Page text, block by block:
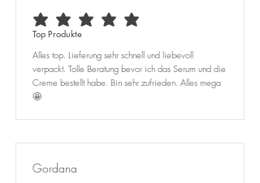
durchschnittliches Rating ist 5 von 5
Top Produkte
Alles top. Lieferung sehr schnell und liebevoll
verpackt. Tolle Beratung bevor ich das Serum und die
Creme bestellt habe. Bin sehr zufrieden. Alles mega
🤩
Gordana